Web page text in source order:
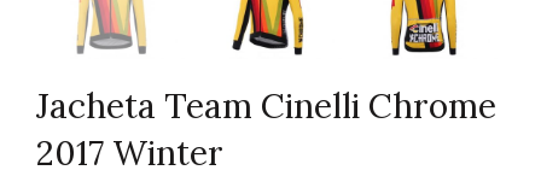
Jacheta Team Cinelli Chrome
2017 Winter